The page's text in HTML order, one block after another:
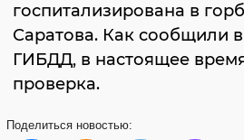
госпитализирована в
Саратова. Как сообщили
ГИБДД, в настоящее
проверка.
Поделиться новостью: